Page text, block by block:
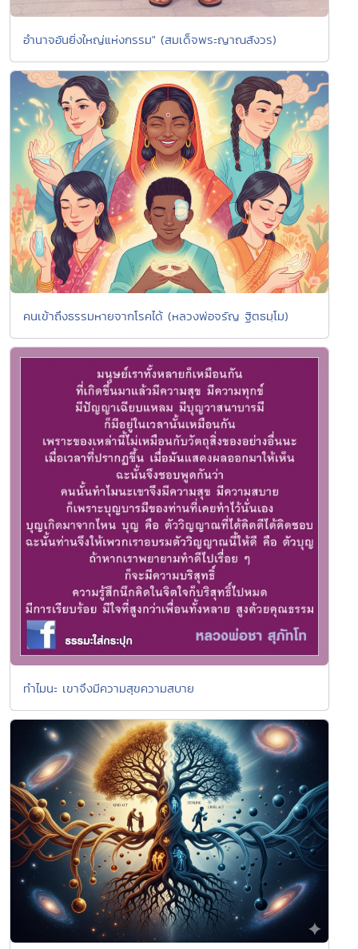
อำนาจอันยิ่งใหญ่แห่งกรรม" (สมเด็จพระญาณสังวร)
คนเข้าถึงธรรมหายจากโรคได้ (หลวงพ่อจรัญ ฐิตธมฺโม)
ทำไมนะ เขาจึงมีความสุขความสบาย